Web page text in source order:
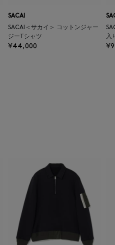
SACAI
SACAI＜サカイ＞ コットンジャー
ジーTシャツ
¥44,000
入